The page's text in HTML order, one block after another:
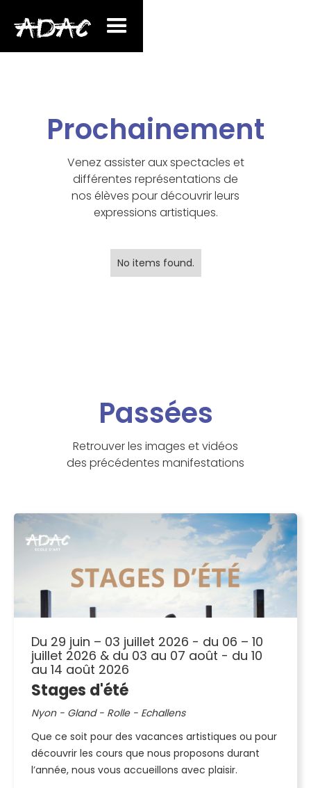
Prochainement
Venez assister aux spectacles et
différentes représentations de
nos élèves pour découvrir leurs
expressions artistiques.
No items found.
Passées
Retrouver les images et vidéos
des précédentes manifestations
Du 29 juin – 03 juillet 2026 - du 06 – 10
juillet 2026 & du 03 au 07 août - du 10
au 14 août 2026
Stages d'été
Nyon - Gland - Rolle - Echallens
Que ce soit pour des vacances artistiques ou pour
découvrir les cours que nous proposons durant
l’année, nous vous accueillons avec plaisir.